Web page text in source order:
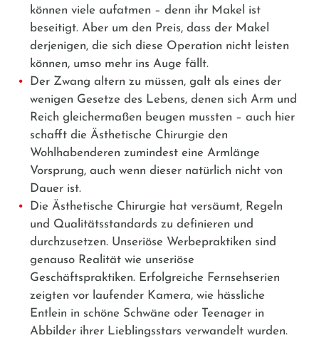
können viele aufatmen – denn ihr Makel ist
beseitigt. Aber um den Preis, dass der Makel
derjenigen, die sich diese Operation nicht leisten
können, umso mehr ins Auge fällt.
Der Zwang altern zu müssen, galt als eines der
wenigen Gesetze des Lebens, denen sich Arm und
Reich gleichermaßen beugen mussten – auch hier
schafft die Ästhetische Chirurgie den
Wohlhabenderen zumindest eine Armlänge
Vorsprung, auch wenn dieser natürlich nicht von
Dauer ist.
Die Ästhetische Chirurgie hat versäumt, Regeln
und Qualitätsstandards zu definieren und
durchzusetzen. Unseriöse Werbepraktiken sind
genauso Realität wie unseriöse
Geschäftspraktiken. Erfolgreiche Fernsehserien
zeigten vor laufender Kamera, wie hässliche
Entlein in schöne Schwäne oder Teenager in
Abbilder ihrer Lieblingsstars verwandelt wurden.